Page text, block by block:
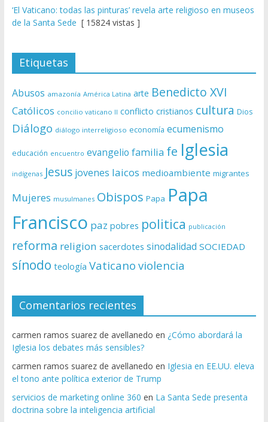
‘El Vaticano: todas las pinturas’ revela arte religioso en museos
de la Santa Sede [ 15824 vistas ]
Etiquetas
Abusos amazonía América Latina arte Benedicto XVI
Católicos concilio vaticano II conflicto cristianos cultura Dios
Diálogo diálogo interreligioso economía ecumenismo
educación encuentro evangelio familia fe Iglesia
indígenas Jesus jovenes laicos medioambiente migrantes
Mujeres musulmanes Obispos Papa Papa
Francisco paz pobres politica publicación
reforma religion sacerdotes sinodalidad SOCIEDAD
sínodo teología Vaticano violencia
Comentarios recientes
carmen ramos suarez de avellanedo en ¿Cómo abordará la
Iglesia los debates más sensibles?
carmen ramos suarez de avellanedo en Iglesia en EE.UU. eleva
el tono ante política exterior de Trump
servicios de marketing online 360 en La Santa Sede presenta
doctrina sobre la inteligencia artificial